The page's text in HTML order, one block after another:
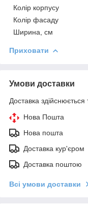
Колір корпусу
Колір фасаду
Ширина, см
Приховати
Умови доставки
Доставка здійснюється
Нова Пошта
Нова пошта
Доставка кур'єром
Доставка поштою
Всі умови доставки